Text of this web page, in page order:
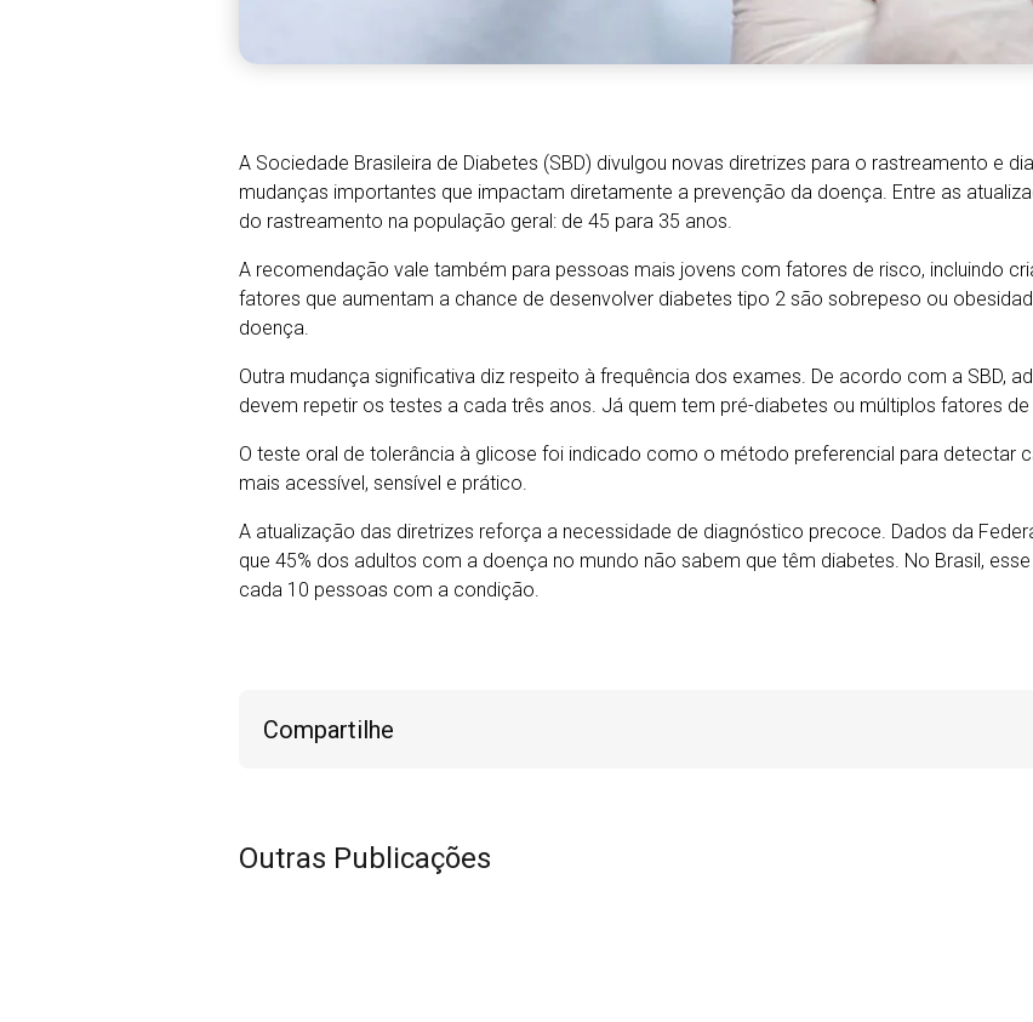
A Sociedade Brasileira de Diabetes (SBD) divulgou novas diretrizes para o rastreamento e
mudanças importantes que impactam diretamente a prevenção da doença. Entre as
do rastreamento na população geral: de 45 para 35 anos.
A recomendação vale também para pessoas mais jovens com fatores de risco, incluindo
fatores que aumentam a chance de desenvolver diabetes tipo 2 são sobrepeso ou
doença.
Outra mudança significativa diz respeito à frequência dos exames. De acordo com a SBD,
devem repetir os testes a cada três anos. Já quem tem pré-diabetes ou múltiplos fatores
O teste oral de tolerância à glicose foi indicado como o método preferencial para detectar
mais acessível, sensível e prático.
A atualização das diretrizes reforça a necessidade de diagnóstico precoce. Dados da
que 45% dos adultos com a doença no mundo não sabem que têm diabetes. No Brasil,
cada 10 pessoas com a condição.
Compartilhe
Outras Publicações